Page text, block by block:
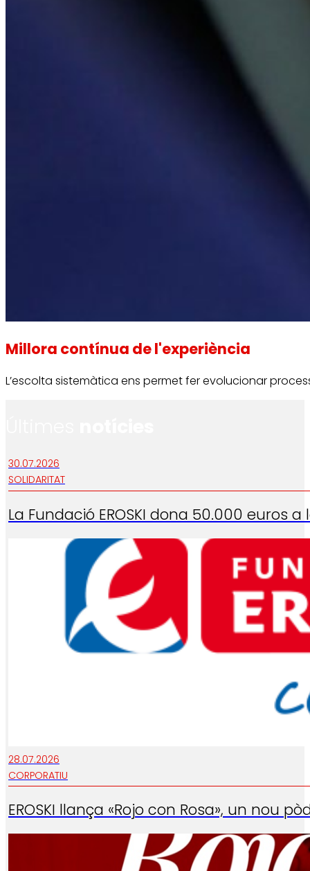
Millora contínua de l'experiència
L’escolta sistemàtica ens permet fer evolucionar
30.07.2026
SOLIDARITAT
La Fundació EROSKI dona 50.000
28.07.2026
CORPORATIU
EROSKI llança «Rojo con Rosa», un nou